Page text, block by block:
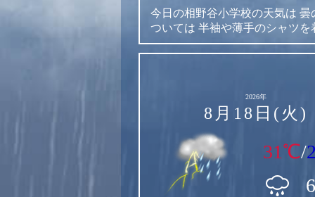
今日の相野谷小学校の天気は 曇
ついては 半袖や薄手のシャツ
2026年
8月18日(火)
31℃/